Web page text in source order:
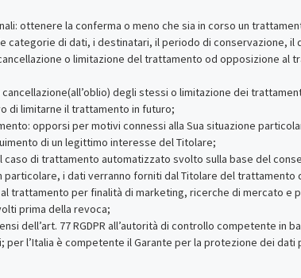
ottenere la conferma o meno che sia in corso un
categorie di dati, i destinatari, il periodo di conservazione,
o limitazione del trattamento od opposizione al
degli stessi o limitazione dei
di limitarne il trattamento in futuro;
opporsi per motivi connessi alla Sua situazione
di un legittimo interesse del Titolare;
caso di trattamento automatizzato svolto sulla base del
particolare, i dati verranno forniti dal Titolare del trattamento
trattamento per finalità di marketing, ricerche di mercato e
prima della revoca;
dell’art. 77 RGDPR all’autorità di controllo competente in
per l’Italia è competente il Garante per la protezione dei